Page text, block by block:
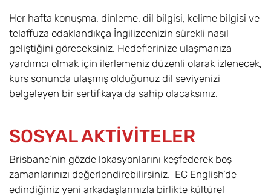
Her hafta konuşma, dinleme, dil bilgisi, kelime bilgisi ve
telaffuza odaklandıkça İngilizcenizin sürekli nasıl
geliştiğini göreceksiniz. Hedeflerinize ulaşmanıza
yardımcı olmak için ilerlemeniz düzenli olarak izlenecek,
kurs sonunda ulaşmış olduğunuz dil seviyenizi
belgeleyen bir sertifikaya da sahip olacaksınız.
SOSYAL AKTİVİTELER
Brisbane’nin gözde lokasyonlarını keşfederek boş
zamanlarınızı değerlendirebilirsiniz. EC English’de
edindiğiniz yeni arkadaşlarınızla birlikte kültürel